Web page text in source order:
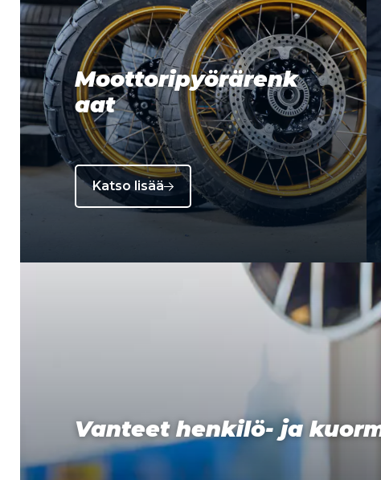
Moottoripyörärenk
aat
Katso lisää
Vanteet henkilö- ja